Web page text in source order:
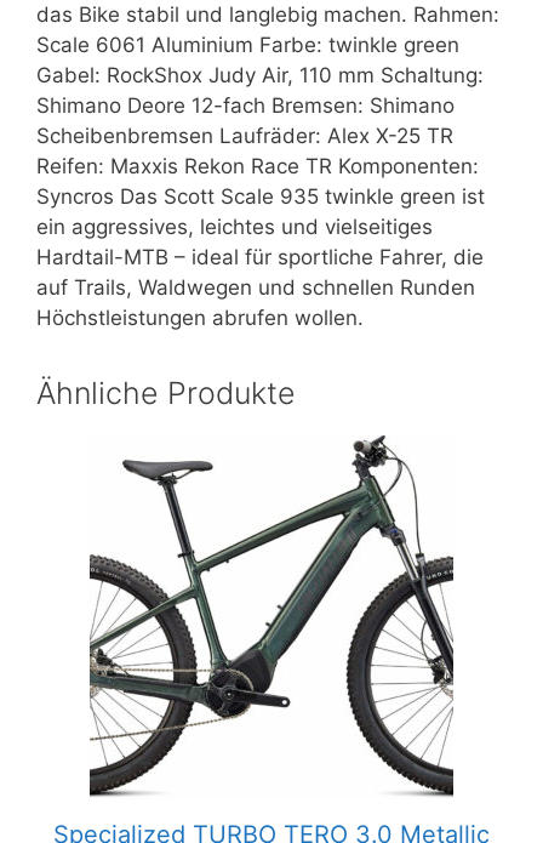
das Bike stabil und langlebig machen. Rahmen:
Scale 6061 Aluminium Farbe: twinkle green
Gabel: RockShox Judy Air, 110 mm Schaltung:
Shimano Deore 12-fach Bremsen: Shimano
Scheibenbremsen Laufräder: Alex X-25 TR
Reifen: Maxxis Rekon Race TR Komponenten:
Syncros Das Scott Scale 935 twinkle green ist
ein aggressives, leichtes und vielseitiges
Hardtail-MTB – ideal für sportliche Fahrer, die
auf Trails, Waldwegen und schnellen Runden
Höchstleistungen abrufen wollen.
Ähnliche Produkte
Specialized TURBO TERO 3.0 Metallic